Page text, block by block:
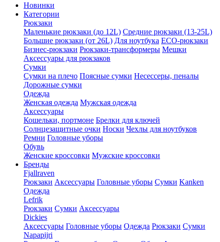
Новинки
Категории
Рюкзаки
Маленькие рюкзаки (до 12L) Средние рюкзаки (13-25L)
Большие рюкзаки (от 26L) Для ноутбука ECO-рюкзаки
Бизнес-рюкзаки Рюкзаки-трансформеры Мешки
Аксессуары для рюкзаков
Сумки
Сумки на плечо Поясные сумки Несессеры, пеналы
Дорожные сумки
Одежда
Женская одежда Мужская одежда
Аксессуары
Кошельки, портмоне Брелки для ключей
Солнцезащитные очки Носки Чехлы для ноутбуков
Ремни Головные уборы
Обувь
Женские кроссовки Мужские кроссовки
Бренды
Fjallraven
Рюкзаки Аксессуары Головные уборы Сумки Kanken
Одежда
Lefrik
Рюкзаки Сумки Аксессуары
Dickies
Аксессуары Головные уборы Одежда Рюкзаки Сумки
Napapijri